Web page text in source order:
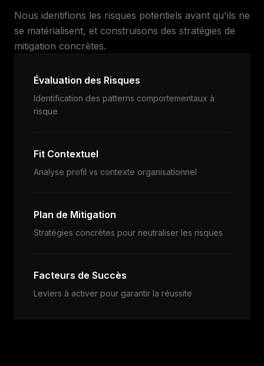
Nous identifions les risques potentiels avant qu'ils ne
se matérialisent, et construisons des stratégies de
mitigation concrètes.
Évaluation des Risques
Identification des patterns comportementaux à
risque
Fit Contextuel
Analyse profil vs contexte organisationnel
Plan de Mitigation
Stratégies concrètes pour neutraliser les risques
Facteurs de Succès
Leviers à activer pour garantir la réussite